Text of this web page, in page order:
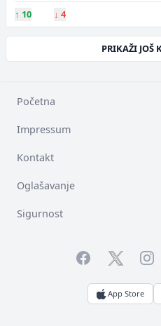
↑ 10 ↓ 4
PRIKAŽI JOŠ
Početna
Impressum
Kontakt
Oglašavanje
Sigurnost
FacebookTwitter
App Store